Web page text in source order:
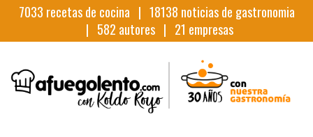
7033 recetas de cocina | 18138 noticias de gastronomia
| 582 autores | 21 empresas